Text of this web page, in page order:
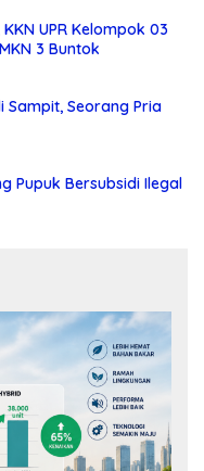
UPR Kelompok 03
3 Buntok
Sampit, Seorang Pria
Pupuk Bersubsidi Ilegal